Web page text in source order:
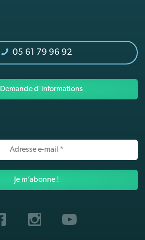
05 61 79 96 92
Demande d'informations